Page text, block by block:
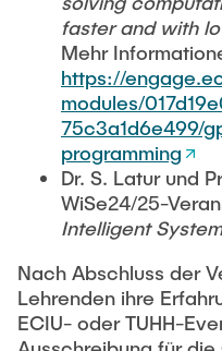
faster and with
Mehr
https://
modules/
75c3a1d6e499/
programming
Dr. S. Latur und
WiSe24/25-
Intelligent
Nach Abschluss der
Lehrenden ihre
ECIU- oder TUHH-